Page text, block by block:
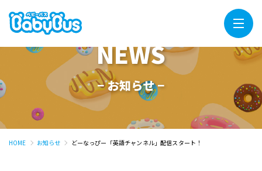
NEWS
− お知らせ −
HOME お知らせ どーなっぴー「英語チャンネル」配信スタート！